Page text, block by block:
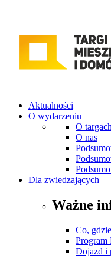
Aktualności
O wydarzeniu
O
O nas
Dla zwiedzających
Ważne
Co,
Dojazd i